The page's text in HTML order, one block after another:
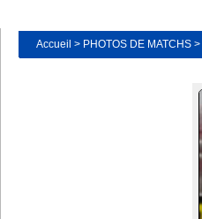
Accueil > PHOTOS DE MATCHS >